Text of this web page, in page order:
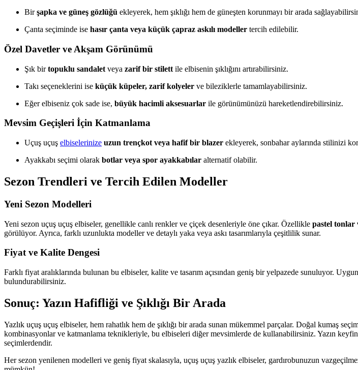
Birşapka ve güneş gözlüğü ekleyerek, hem şıklığı hem de güneşten korunmayı bir arada
Çanta seçiminde ise hasır çanta veya küçük çapraz askılı modeller tercih edilebilir.
Özel Davetler ve Akşam Görünümü
Şık birtopuklu sandalet veya zarif bir stilett ile elbisenin şıklığını artırabilirsiniz.
Takı seçeneklerini ise küçük küpeler, zarif kolyeler ve bileziklerle tamamlayabilirsiniz.
Eğer elbiseniz çok sade ise, büyük hacimli aksesuarlar ile görünümünüzü hareketlendirebilirsiniz.
Mevsim Geçişleri İçin Katmanlama
Uçuş uçuş elbiselerinize uzun trençkot veya hafif bir blazer ekleyerek, sonbahar aylarında stilinizi
Ayakkabı seçimi olarak botlar veya spor ayakkabılar alternatif olabilir.
Sezon Trendleri ve Tercih Edilen Modeller
Yeni Sezon Modelleri
Yeni sezon uçuş uçuş elbiseler, genellikle canlı renkler ve çiçek desenleriyle öne çıkar. Özellikle pastel tonlar
görülüyor. Ayrıca, farklı uzunlukta modeller ve detaylı yaka veya askı tasarımlarıyla çeşitlilik sunar.
Fiyat ve Kalite Dengesi
Farklı fiyat aralıklarında bulunan bu elbiseler, kalite ve tasarım açısından geniş bir yelpazede sunuluyor.
bulundurabilirsiniz.
Sonuç: Yazın Hafifliği ve Şıklığı Bir Arada
Yazlık uçuş uçuş elbiseler, hem rahatlık hem de şıklığı bir arada sunan mükemmel parçalar. Doğal kumaş
kombinasyonlar ve katmanlama teknikleriyle, bu elbiseleri diğer mevsimlerde de kullanabilirsiniz. Yazın
seçimlerdendir.
Her sezon yenilenen modelleri ve geniş fiyat skalasıyla, uçuş uçuş yazlık elbiseler, gardırobunuzun